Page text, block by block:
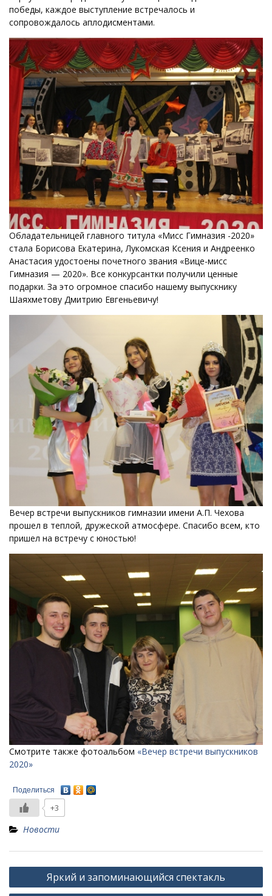
победы, каждое выступление встречалось и
сопровождалось аплодисментами.
Обладательницей главного титула «Мисс Гимназия -2020»
стала Борисова Екатерина, Лукомская Ксения и Андреенко
Анастасия удостоены почетного звания «Вице-мисс
Гимназия — 2020». Все конкурсантки получили ценные
подарки. За это огромное спасибо нашему выпускнику
Шаяхметову Дмитрию Евгеньевичу!
Вечер встречи выпускников гимназии имени А.П. Чехова
прошел в теплой, дружеской атмосфере. Спасибо всем, кто
пришел на встречу с юностью!
Смотрите также фотоальбом «Вечер встречи выпускников
2020»
Поделиться
+3
Новости
Навигация
по
Яркий и запоминающийся спектакль